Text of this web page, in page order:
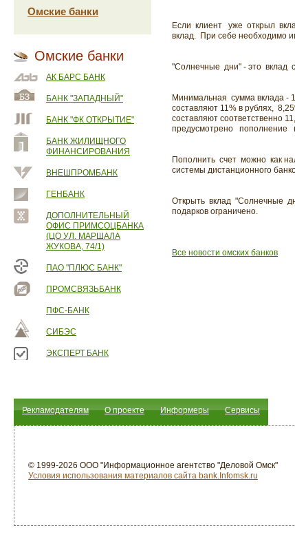
Омские банки
Омские банки
АК БАРС БАНК
БАНК "ЗАПАДНЫЙ"
БАНК "ФК ОТКРЫТИЕ"
БАНК ЖИЛИЩНОГО
ФИНАНСИРОВАНИЯ
ВНЕШПРОМБАНК
ГЕНБАНК
ДОПОЛНИТЕЛЬНЫЙ
ОФИС ПРИМСОЦБАНКА
(ЦО УЛ. МАРШАЛА
ЖУКОВА, 74/1)
ПАО "ПЛЮС БАНК"
ПРОМСВЯЗЬБАНК
ПФС-БАНК
СИБЭС
ЭКСПЕРТ БАНК
Если клиент уже открыл
вклад. При себе необходимо
"Солнечные дни" - это
Минимальная сумма вклада -
составляют 11% в рублях,
составляют соответственно
предусмотрено пополнение
Пополнить счет можно как
системы дистанционного
Открыть вклад "Солнечные
подарков ограничено.
Все новости омских банков
Рекламодателям О проекте Информеры Сервисы
© 1999-2026 ООО "Информационное агентство "Деловой Омск"
Условия использования материалов сайта bank.Infomsk.ru